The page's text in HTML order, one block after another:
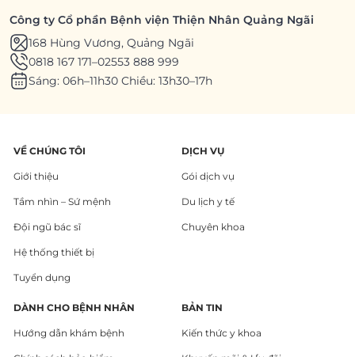
Công ty Cổ phần Bệnh viện Thiện Nhân Quảng Ngãi
168 Hùng Vương, Quảng Ngãi
0818 167 171–02553 888 999
Sáng: 06h–11h30 Chiều: 13h30–17h
VỀ CHÚNG TÔI
Giới thiệu
Tầm nhìn – Sứ mệnh
Đội ngũ bác sĩ
Hệ thống thiết bị
Tuyển dụng
DỊCH VỤ
Gói dịch vụ
Du lịch y tế
Chuyên khoa
DÀNH CHO BỆNH NHÂN
Hướng dẫn khám bệnh
BẢN TIN
Kiến thức y khoa